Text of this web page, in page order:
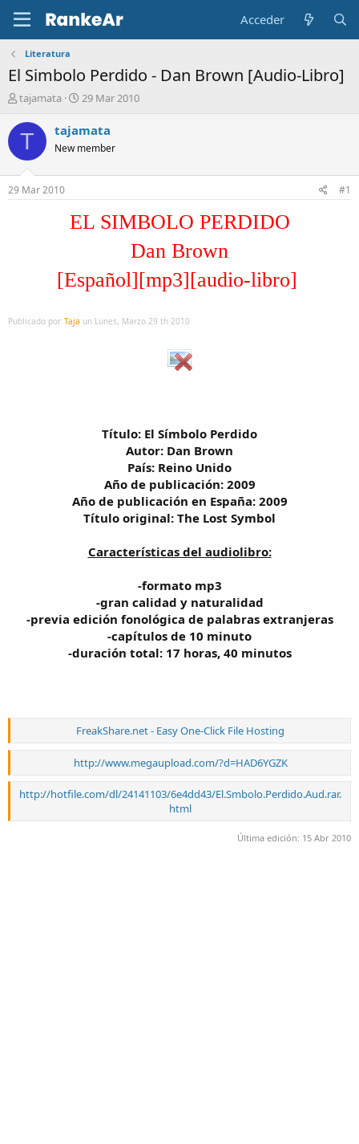
Acceder
Literatura
El Simbolo Perdido - Dan Brown [Audio-Libro]
A
t
o
r
tajamata
F
c
a
n
i
29 Mar 2010
T tajamata
New member
29 Mar 2010 #1
EL SIMBOLO PERDIDO
Dan Brown
[Español][mp3][audio-libro]
Publicado por Taja un Lunes, Marzo 29 th 2010
Título: El Símbolo Perdido
Autor: Dan Brown
País: Reino Unido
Año de publicación: 2009
Año de publicación en España: 2009
Título original: The Lost Symbol
Características del audiolibro:
-formato mp3
-gran calidad y naturalidad
-previa edición fonológica de palabras extranjeras
-capítulos de 10 minuto
-duración total: 17 horas, 40 minutos
FreakShare.net - Easy One-Click File Hosting
http://www.megaupload.com/?d=HAD6YGZK
http://hotfile.com/dl/24141103/6e4dd43/El.Smbolo.Perdido.Aud.rar.
html
Última edición: 15 Abr 2010